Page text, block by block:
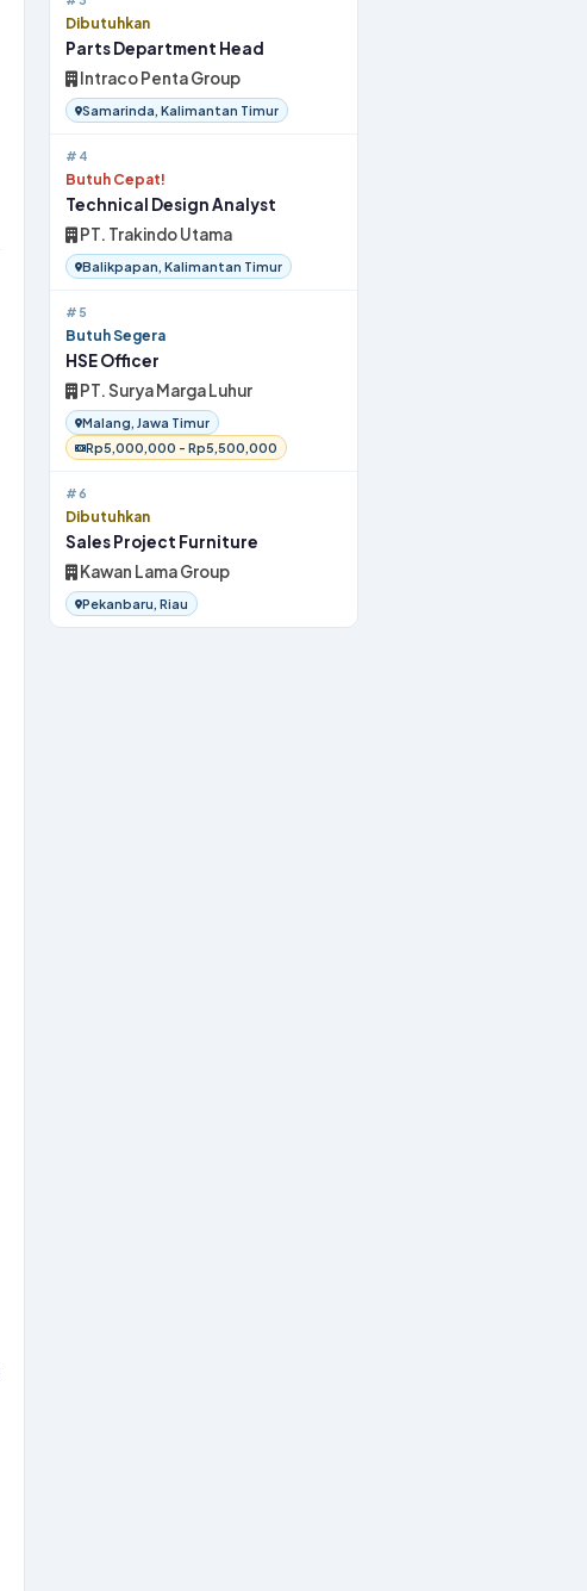
Dibutuhkan
Parts Department Head
Intraco Penta Group
Samarinda, Kalimantan Timur
#4
Butuh Cepat!
Technical Design Analyst
PT. Trakindo Utama
Balikpapan, Kalimantan Timur
#5
Butuh Segera
HSE Officer
PT. Surya Marga Luhur
Malang, Jawa Timur
Rp5,000,000 - Rp5,500,000
#6
Dibutuhkan
Sales Project Furniture
Kawan Lama Group
Pekanbaru, Riau